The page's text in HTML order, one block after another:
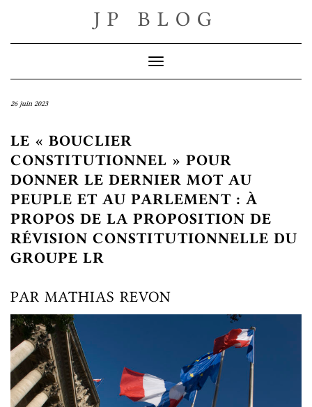
JP BLOG
Toggle Navigation
26 juin 2023
LE « BOUCLIER
CONSTITUTIONNEL » POUR
DONNER LE DERNIER MOT AU
PEUPLE ET AU PARLEMENT : À
PROPOS DE LA PROPOSITION DE
RÉVISION CONSTITUTIONNELLE DU
GROUPE LR
PAR MATHIAS REVON